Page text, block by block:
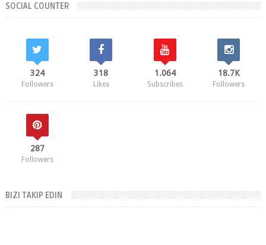
SOCIAL COUNTER
324
Followers
318
Likes
1.064
Subscribes
18.7K
Followers
287
Followers
BIZI TAKIP EDIN